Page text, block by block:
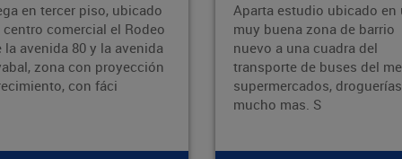
estudio ubicado en una
buena zona de barrio
a una cuadra del
de buses del metro ,
droguerías y
Acogedor apartamento
en el sector de Cristo Rey,
zona estratégica y de fácil
acceso. La propiedad
con 2 alcobas, 1 baño, y
patio